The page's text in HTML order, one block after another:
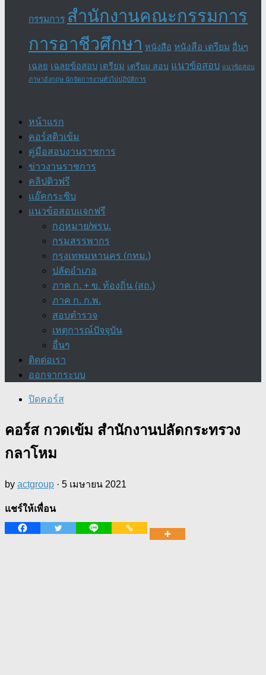
กรรมการ สำนักงานคณะกรรมการ
การอาชีวศึกษา หนังสือ หนังสือ เตรียม อื่นๆ
เฉลย เฉลยข้อสอบ เตรียม เตรียม สอบ แนวข้อสอบ แนวข้อสอบ
ภาษาอังกฤษ นักจัดการงานทั่วไปปฏิบัติการ
หน้าแรก
คอร์สติวเข้ม
คู่มือสอบงานราชการ
ข่าวงานราชการ
คลิปติวฟรี
แอ๊คกระซิบ
แนวข้อสอบแจกฟรี
กฎหมาย/พรบ.
กรมสรรพากร
กรุงเทพมหานคร (กทม.)
ปลัดอำเภอ
ภาค ก. + ข. ท้องถิ่น (สถ.)
ภาค ก. ก.พ.
สอบตำรวจ
เหตุการณ์ปัจจุบัน
อื่นๆ
ติดต่อเรา
ออกจากระบบ
ปิดคอร์ส
คอร์ส กวดเข้ม สำนักงานปลัดกระทรวง
กลาโหม
by actgroup · 5 เมษายน 2021
แชร์ให้เพื่อน